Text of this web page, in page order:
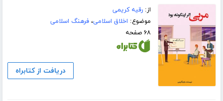
از:رقیه کریمی
موضوع: اخلاق اسلامی،فرهنگ اسلامی
۶۸ صفحه
دریافت از کتابراه